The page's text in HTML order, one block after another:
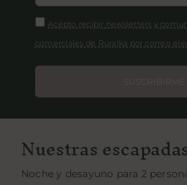
Acepto recibir newsletters y
comerciales de Ruralka por correo
Nuestras
Noche y desayuno para 2